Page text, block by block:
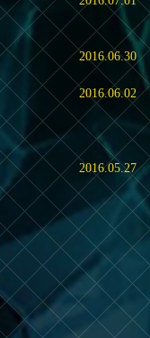
2016.06.30
2016.06.02
2016.05.27